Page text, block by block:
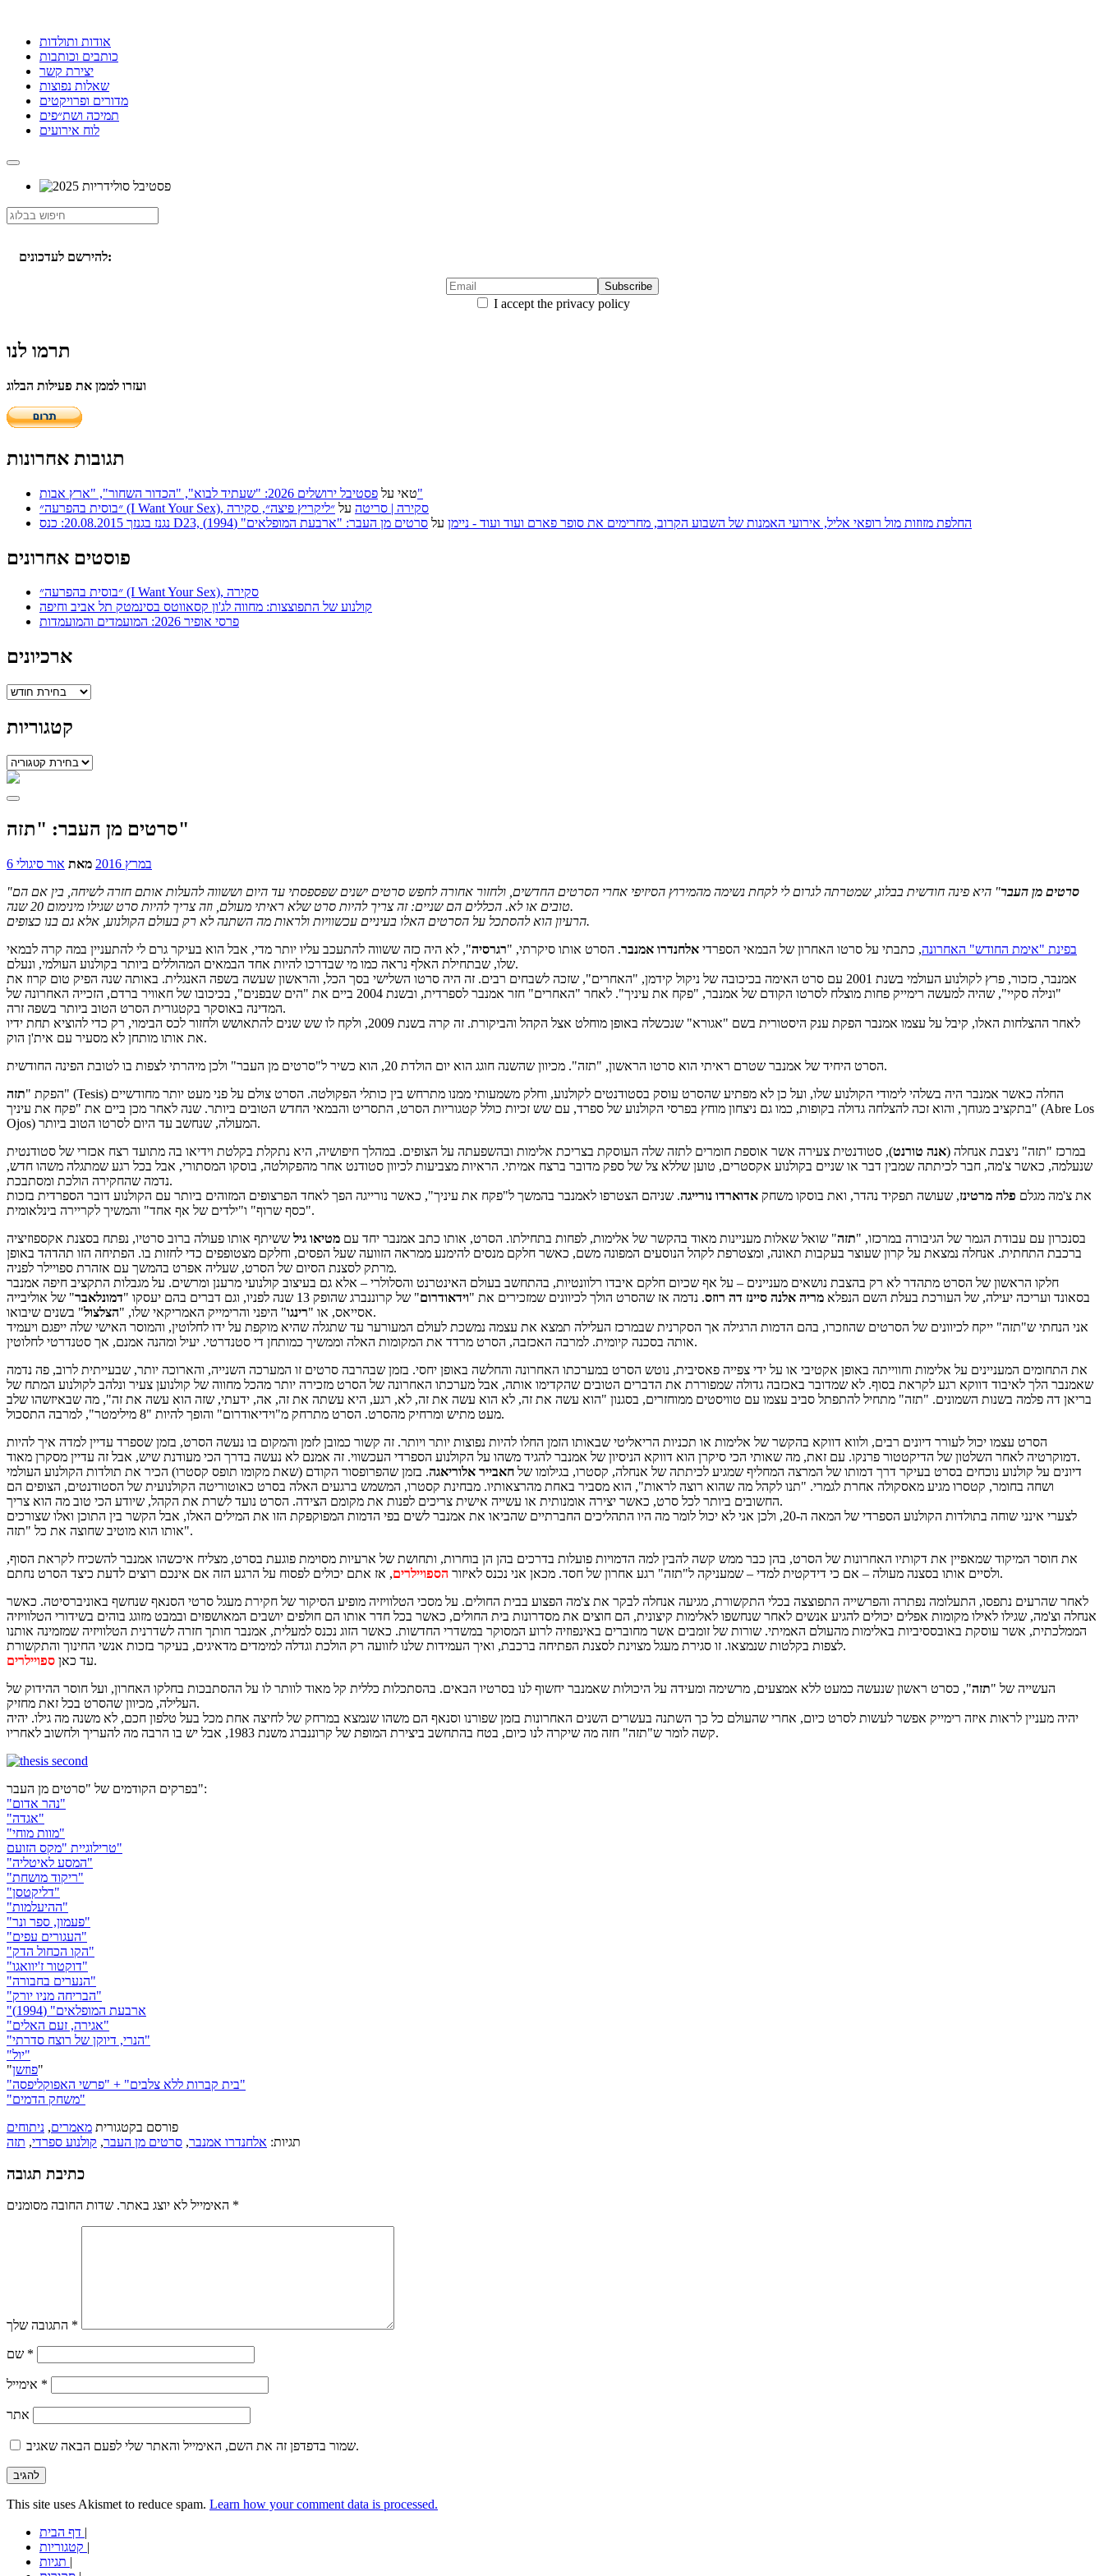
אודות ותולדות
כותבים וכותבות
יצירת קשר
שאלות נפוצות
מדורים ופרויקטים
תמיכה ושת״פים
לוח אירועים
להירשם לעדכונים:
I accept the privacy policy
תרמו לנו
ועזרו לממן את פעילות הבלוג
תגובות אחרונות
טאי על
פסטיבל ירושלים 2026: "שעתיד לבוא", "הכדור השחור", "ארץ אבות"
״בוסית בהפרעה״ (I Want Your Sex), סקירה | סריטה על ״ליקריץ פיצה״, סקירה
נגנז בגנזך 20.08.2015: כנס D23, החלפת מזוזות מול רופאי אליל, אירועי האמנות של השבוע הקרוב, מחרימים את סופר פארם ועוד ועוד - ניימן על סרטים מן העבר: "ארבעת המופלאים" (1994)
פוסטים אחרונים
״בוסית בהפרעה״ (I Want Your Sex), סקירה
קולנוע של התפוצצות: מחווה לג'ון קסאווטס בסינמטק תל אביב וחיפה
פרסי אופיר 2026: המועמדים והמועמדות
ארכיונים
ארכיונים
קטגוריות
קטגוריות
סרטים מן העבר: "תזה"
6 במרץ 2016 מאת אור סיגולי
"
סרטים מן העבר" היא פינה חודשית בבלוג, שמטרתה לגרום לי לקחת נשימה מהמירוץ הסיזיפי אחרי הסרטים החדשים, ולחזור אחורה לחפש סרטים ישנים שפספסתי עד היום וששווה להעלות אותם חזרה לשיחה, בין אם הם
טובים או לא. הכללים הם שניים: זה צריך להיות סרט שלא ראיתי מעולם, וזה צריך להיות סרט שגילו מינימום 20 שנה.
הרעיון הוא להסתכל על הסרטים האלו בעיניים עכשוויות ולראות מה השתנה לא רק בעולם הקולנוע, אלא גם בנו כצופים.
בפינת "אימת החודש" האחרונה, כתבתי על סרטו האחרון של הבמאי הספרדי אלחנדרו אמנבר. הסרט אותו סיקרתי, "רגרסיה", לא היה כזה ששווה להתעכב עליו יותר מדי, אבל הוא בעיקר גרם לי להתעניין במה קרה לבמאי
שלו, שבתחילת האלף נראה כמו מי שבדרכו להיות אחד הבמאים המהוללים ביותר בקולנוע העולמי, ונעלם.
אמנבר, כזכור, פרץ לקולנוע העולמי בשנת 2001 עם סרט האימה בכיכובה של ניקול קידמן, "האחרים", שזכה לשבחים רבים. זה היה סרטו השלישי בסך הכל, והראשון שעשה בשפה האנגלית. באותה שנה הפיק טום קרוז את
"ונילה סקיי", שהיה למעשה רימייק פחות מוצלח לסרטו הקודם של אמנבר, "פקח את עיניך". לאחר "האחרים" חזר אמנבר לספרדית, ובשנת 2004 ביים את "הים שבפנים", בכיכובו של חאוויר ברדם, הזכייה האחרונה של
המדינה באוסקר בקטגורית הסרט הטוב ביותר בשפה זרה.
לאחר ההצלחות האלו, קיבל על עצמו אמנבר הפקת ענק היסטורית בשם "אגורא" שנכשלה באופן מוחלט אצל הקהל והביקורת. זה קרה בשנת 2009, ולקח לו שש שנים להתאושש ולחזור לכס הבימוי, רק כדי להוציא תחת ידיו
את אותו מותחן לא מסעיר עם אית'ן הוק.
הסרט היחיד של אמנבר שטרם ראיתי הוא סרטו הראשון, "תזה". מכיוון שהשנה חוגג הוא יום הולדת 20, הוא כשיר ל"סרטים מן העבר" ולכן מיהרתי לצפות בו לטובת הפינה החודשית.
הפקת "תזה
" (Tesis) החלה כאשר אמנבר היה בשלהי לימודי הקולנוע שלו, ועל כן לא מפתיע שהסרט עוסק בסטודנטים לקולנוע, וחלק משמעותי ממנו מתרחש בין כותלי הפקולטה. הסרט צולם על פני מעט יותר מחודשיים
בתקציב מגוחך, והוא זכה להצלחה גדולה בקופות, כמו גם ניצחון מוחץ בפרסי הקולנוע של ספרד, עם שש זכיות כולל קטגוריות הסרט, התסריט והבמאי החדש הטובים ביותר. שנה לאחר מכן ביים את "פקח את עיניך" (Abre Los
Ojos) המעולה, שנחשב עד היום לסרטו הטוב ביותר.
במרכז "תזה" ניצבת אנחלה (אנה טורנט), סטודנטית צעירה אשר אוספת חומרים לתזה שלה העוסקת בצריכת אלימות ובהשפעתה על הצופים. במהלך חיפושיה, היא נתקלת בקלטת וידיאו בה מתועד רצח אכזרי של סטודנטית
שנעלמה, כאשר צ'מה, חבר לכיתתה שמבין דבר או שניים בקולנוע אקסטרים, טוען שללא צל של ספק מדובר ברצח אמיתי. הראיות מצביעות לכיוון סטודנט אחר מהפקולטה, בוסקו המסתורי, אבל בכל רגע שמתגלה משהו חדש,
נדמה שהחקירה הולכת ומסתבכת.
את צ'מה מגלם פלה מרטינז, שעושה תפקיד נהדר, ואת בוסקו משחק אדוארדו נורייגה. שניהם הצטרפו לאמנבר בהמשך ל"פקח את עיניך", כאשר נורייגה הפך לאחד הפרצופים המזוהים ביותר עם הקולנוע דובר הספרדית בזכות
"כסף שרוף" ו"ילדים של אף אחד" והמשיך לקריירה בינלאומית.
בסנכרון עם עבודת הגמר של הגיבורה במרכזו, "תזה" שואל שאלות מעניינות מאוד בהקשר של אלימות, לפחות בתחילתו. הסרט, אותו כתב אמנבר יחד עם מטיאו גיל ששיתף אותו פעולה ברוב סרטיו, נפתח בסצנת אקספוזיציה
ברכבת התחתית. אנחלה נמצאת על קרון שעוצר בעקבות תאונה, ומצטרפת לקהל הנוסעים המפונה משם, כאשר חלקם מנסים להימנע ממראה הזוועה שעל הפסים, וחלקם מצטופפים כדי לחזות בו. הפתיחה הזו תהדהד באופן
מרתק לסצנת הסיום של הסרט, שעליה אפרט בהמשך עם אזהרת ספויילר לפניה.
חלקו הראשון של הסרט מתהדר לא רק בהצבת נושאים מעניינים – על אף שכיום חלקם איבדו רלוונטיות, בהתחשב בעולם האינטרנט והסלולרי – אלא גם בעיצוב קולנועי מרענן ומרשים. על מגבלות התקציב חיפה אמנבר
בסאונד ועריכה יעילה, של העורכת בעלת השם הנפלא מריה אלנה סיינז דה רוזס. נדמה אז שהסרט הולך לכיוונים שמזכירים את "וידאודרום" של קרוננברג שהופק 13 שנה לפניו, וגם דברים בהם יעסקו " דמונלאבר" של אוליבייה
אסייאס, או "רינגו" היפני והרימייק האמריקאי שלו, "הצלצול
" בשנים שיבואו.
אני הנחתי ש"תזה" ייקח לכיוונים של הסרטים שהוזכרו, בהם הדמות הרגילה אך הסקרנית שבמרכז העלילה תמצא את עצמה נמשכת לעולם המעורער עד שתגלה שהיא מוקפת על ידו לחלוטין, והמוסר האישי שלה ייפגם ויעמיד
אותה בסכנה קיומית. למרבה האכזבה, הסרט מרדד את המקומות האלה וממשיך כמותחן די סטנדרטי. יעיל ומהנה אמנם, אך סטנדרטי לחלוטין.
את התחומים המעניינים על אלימות וחווייתה באופן אקטיבי או על ידי צפייה פאסיבית, נוטש הסרט במערכתו האחרונה והחלשה באופן יחסי. בזמן שבהרבה סרטים זו המערכה השנייה, והארוכה יותר, שבעייתית לרוב, פה נדמה
שאמנבר הלך לאיבוד דווקא רגע לקראת בסוף. לא שמדובר באכזבה גדולה שמפוררת את הדברים הטובים שהקדימו אותה, אבל מערכתו האחרונה של הסרט מזכירה יותר מהכל מחווה של קולנוען צעיר ונלהב לקולנוע המתח של
בריאן דה פלמה בשנות השמונים. "תזה" מתחיל להתפתל סביב עצמו עם טוויסטים ממוחזרים, בסגנון "הוא עשה את זה, לא הוא עשה את זה, לא, רגע, היא עשתה את זה, אה, ידעתי, שזה הוא עשה את זה", מה שבאיזשהו שלב
מעט מתיש ומרחיק מהסרט. הסרט מתרחק מ"וידיאודרום" והופך להיות "8 מילימטר", למרבה התסכול.
הסרט עצמו יכול לעורר דיונים רבים, ולווא דווקא בהקשר של אלימות או תכניות הריאליטי שבאותו הזמן החלו להיות נפוצות יותר ויותר. זה קשור כמובן לזמן והמקום בו נעשה הסרט, בזמן שספרד עדיין למדה איך להיות
דמוקרטיה לאחר השלטון של הדיקטטור פרנקו. עם זאת, מה שאותי הכי סיקרן הוא דווקא הניסיון של אמנבר להגיד משהו על הקולנוע הספרדי העכשווי. זה אמנם לא נעשה בדרך הכי מעודנת שיש, אבל זה עדיין מסקרן מאוד.
דיונים על קולנוע נוכחים בסרט בעיקר דרך דמותו של המרצה המחליף שמגיע לכיתתה של אנחלה, קסטרו, בגילומו של חאבייר אלוריאגה. בזמן שהפרופסור הקודם (שאת מקומו תופס קסטרו) הכיר את תולדות הקולנוע העולמי
ושחה בחומר, קטסרו מגיע מאסקולה אחרת לגמרי. "תנו לקהל מה שהוא רוצה לראות", הוא מסביר באחת מהרצאותיו. מבחינת קסטרו, המשמש ברגעים האלה בסרט כאוטוריטה הקולנועית של הסטודנטים, הצופים הם
החשובים ביותר לכל סרט, כאשר יצירה אומנותית או עשייה אישית צריכים לפנות את מקומם הצידה. הסרט נועד לשרת את הקהל, שיודע הכי טוב מה הוא צריך.
לצערי אינני שוחה בתולדות הקולנוע הספרדי של המאה ה-20, ולכן אני לא יכול לומר מה היו התהליכים החברתיים שהביאו את אמנבר לשים בפי הדמות המפוקפקת הזו את המילים האלו, אבל הקשר בין התוכן ואלו שצורכים
אותו הוא מוטיב שחוצה את כל "תזה".
את חוסר המיקוד שמאפיין את דקותיו האחרונות של הסרט, בהן כבר ממש קשה להבין למה הדמויות פועלות בדרכים בהן הן בוחרות, ותחושת של ארעיות מסוימת פוגעת בסרט, מצליח איכשהו אמנבר להשכיח לקראת הסוף,
ולסיים אותו בסצנה מעולה – אם כי דידקטית למדי – שמעניקה ל"תזה" רגע אחרון של חסד. מכאן אני נכנס לאיזור הספויילרים
, אז אתם יכולים לפסוח על הרגע הזה אם אינכם רוצים לדעת כיצד הסרט נחתם.
לאחר שהרעים נתפסו, התעלומה נפתרה והפרשייה התפוצצה בכלי התקשורת, מגיעה אנחלה לבקר את צ'מה הפצוע בבית החולים. על מסכי הטלוויזיה מופיע הסיקור של חקירת מעגל סרטי הסנאף שנחשף באוניברסיטה. כאשר
אנחלה וצ'מה, שגילו לאילו מקומות אפלים יכולים להגיע אנשים לאחר שנחשפו לאלימות קיצונית, הם חוצים את מסדרונות בית החולים, כאשר בכל חדר אותו הם חולפים יושבים המאושפזים ובמבט מזוגג בוהים בשידורי הטלוויזיה
הממלכתית, אשר עוסקת באובססיביות באלימות מהעולם האמיתי. שורות של זומבים אשר מחוברים באינפוזיה לרוע המסוקר במשדרי החדשות. כאשר הזוג נכנס למעלית, אמנבר חותך חזרה לשדרנית הטלוויזיה שמזמינה אותנו
לצפות בקלטות שנמצאו. זו סגירת מעגל מצוינת לסצנת הפתיחה ברכבת, ואיך העמידות שלנו לזוועה רק הולכת וגדלה למימדים מדאיגים, בעיקר בזכות אנשי החינוך והתקשורת.
עד כאן ספויילרים
.
העשייה של "תזה", כסרט ראשון שנעשה כמעט ללא אמצעים, מרשימה ומעידה על היכולות שאמנבר יחשוף לנו בסרטיו הבאים. בהסתכלות כללית קל מאוד לוותר לו על ההסתבכות בחלקו האחרון, ועל חוסר ההידוק של
העלילה, מכיוון שהסרט בכל זאת מחזיק.
יהיה מעניין לראות איזה רימייק אפשר לעשות לסרט כיום, אחרי שהעולם כל כך השתנה בעשרים השנים האחרונות בזמן שפורנו וסנאף הם משהו שנמצא במרחק של לחיצה אחת מכל בעל טלפון חכם, לא משנה מה גילו. יהיה
קשה לומר ש"תזה" חזה מה שיקרה לנו כיום, בטח בהתחשב ביצירת המופת של קרוננברג משנת 1983, אבל יש בו הרבה מה להעריך ולחשוב לאחריו.
בפרקים הקודמים של "סרטים מן העבר":
"נהר אדום"
"אגדה"
"מוות מוחי"
טרילוגיית "מקס הזועם"
"המסע לאיטליה"
"ריקוד מושחת"
"דליקטסן"
"ההיעלמות"
"פעמון, ספר ונר"
"העגורים עפים"
"הקו הכחול הדק"
"דוקטור ז'יוואגו"
"הנערים בחבורה"
"הבריחה מניו יורק"
"ארבעת המופלאים" (1994)
"אגירה, זעם האלים"
"הנרי, דיוקן של רוצח סדרתי"
"יול"
"פוזשן"
"בית קברות ללא צלבים" + "פרשי האפוקליפסה"
"משחק הדמים"
פורסם בקטגורית מאמרים, ניתוחים
תגיות: אלחנדרו אמנבר, סרטים מן העבר, קולנוע ספרדי, תזה
כתיבת תגובה
האימייל לא יוצג באתר. *
*
*
*
אתר
שמור בדפדפן זה את השם, האימייל והאתר שלי לפעם הבאה שאגיב.
This site uses Akismet to reduce spam. Learn how your comment data is processed.
|
|
|